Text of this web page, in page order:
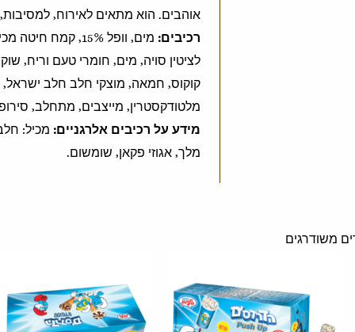
אוהבים. הוא מתאים לאירוח,
רכיבים:
‫מים, וופל 15%,
קוקוס, חמאה, מוצקי חלב חלב ישראל,
מלטודקסטרין, מייצבים, מתחלב,
מידע על רכיבים אלרגניים: מכיל:
מלך, אגוזי פקאן, שומשום.
משודרגים